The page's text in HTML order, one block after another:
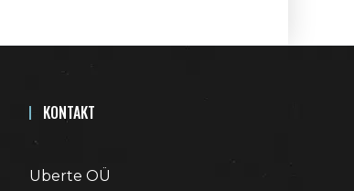
KONTAKT
Uberte OÜ